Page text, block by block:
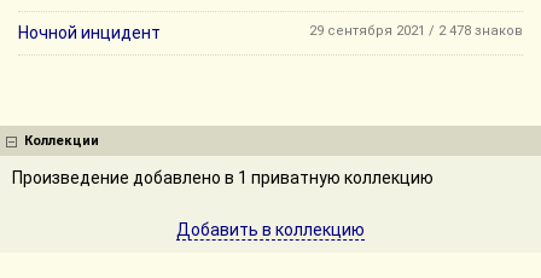
Ночной инцидент 29 сентября 2021 / 2 478 знаков
Коллекции
Произведение добавлено в 1 приватную коллекцию
Добавить в коллекцию